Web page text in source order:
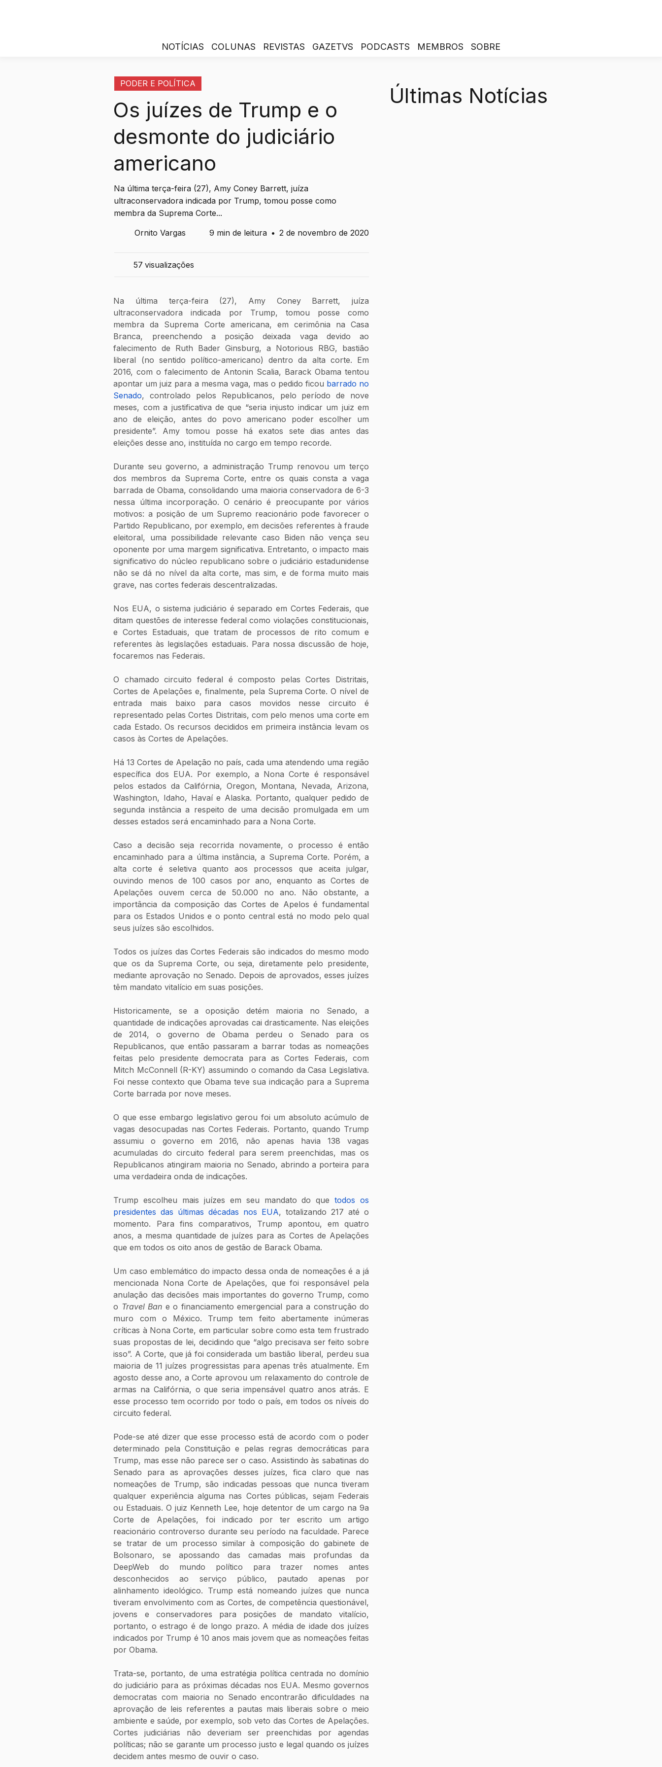
NOTÍCIAS COLUNAS REVISTAS GAZETVS PODCASTS MEMBROS SOBRE
PODER E POLÍTICA
Os juízes de Trump e o
desmonte do judiciário
americano
Na última terça-feira (27), Amy Coney Barrett, juíza
ultraconservadora indicada por Trump, tomou posse como
membra da Suprema Corte...
Ornito Vargas
9 min de leitura • 2 de novembro de 2020
57 visualizações
Na última terça-feira (27), Amy Coney Barrett, juíza
ultraconservadora indicada por Trump, tomou posse como
membra da Suprema Corte americana, em cerimônia na Casa
Branca, preenchendo a posição deixada vaga devido ao
falecimento de Ruth Bader Ginsburg, a Notorious RBG, bastião
liberal (no sentido político-americano) dentro da alta corte. Em
2016, com o falecimento de Antonin Scalia, Barack Obama tentou
apontar um juiz para a mesma vaga, mas o pedido ficou barrado no
Senado, controlado pelos Republicanos, pelo período de nove
meses, com a justificativa de que “seria injusto indicar um juiz em
ano de eleição, antes do povo americano poder escolher um
presidente”. Amy tomou posse há exatos sete dias antes das
eleições desse ano, instituída no cargo em tempo recorde.
Durante seu governo, a administração Trump renovou um terço
dos membros da Suprema Corte, entre os quais consta a vaga
barrada de Obama, consolidando uma maioria conservadora de 6-3
nessa última incorporação. O cenário é preocupante por vários
motivos: a posição de um Supremo reacionário pode favorecer o
Partido Republicano, por exemplo, em decisões referentes à fraude
eleitoral, uma possibilidade relevante caso Biden não vença seu
oponente por uma margem significativa. Entretanto, o impacto mais
significativo do núcleo republicano sobre o judiciário estadunidense
não se dá no nível da alta corte, mas sim, e de forma muito mais
grave, nas cortes federais descentralizadas.
Nos EUA, o sistema judiciário é separado em Cortes Federais, que
ditam questões de interesse federal como violações constitucionais,
e Cortes Estaduais, que tratam de processos de rito comum e
referentes às legislações estaduais. Para nossa discussão de hoje,
focaremos nas Federais.
O chamado circuito federal é composto pelas Cortes Distritais,
Cortes de Apelações e, finalmente, pela Suprema Corte. O nível de
entrada mais baixo para casos movidos nesse circuito é
representado pelas Cortes Distritais, com pelo menos uma corte em
cada Estado. Os recursos decididos em primeira instância levam os
casos às Cortes de Apelações.
Há 13 Cortes de Apelação no país, cada uma atendendo uma região
específica dos EUA. Por exemplo, a Nona Corte é responsável
pelos estados da Califórnia, Oregon, Montana, Nevada, Arizona,
Washington, Idaho, Havaí e Alaska. Portanto, qualquer pedido de
segunda instância a respeito de uma decisão promulgada em um
desses estados será encaminhado para a Nona Corte.
Caso a decisão seja recorrida novamente, o processo é então
encaminhado para a última instância, a Suprema Corte. Porém, a
alta corte é seletiva quanto aos processos que aceita julgar,
ouvindo menos de 100 casos por ano, enquanto as Cortes de
Apelações ouvem cerca de 50.000 no ano. Não obstante, a
importância da composição das Cortes de Apelos é fundamental
para os Estados Unidos e o ponto central está no modo pelo qual
seus juízes são escolhidos.
Todos os juízes das Cortes Federais são indicados do mesmo modo
que os da Suprema Corte, ou seja, diretamente pelo presidente,
mediante aprovação no Senado. Depois de aprovados, esses juízes
têm mandato vitalício em suas posições.
Historicamente, se a oposição detém maioria no Senado, a
quantidade de indicações aprovadas cai drasticamente. Nas eleições
de 2014, o governo de Obama perdeu o Senado para os
Republicanos, que então passaram a barrar todas as nomeações
feitas pelo presidente democrata para as Cortes Federais, com
Mitch McConnell (R-KY) assumindo o comando da Casa Legislativa.
Foi nesse contexto que Obama teve sua indicação para a Suprema
Corte barrada por nove meses.
O que esse embargo legislativo gerou foi um absoluto acúmulo de
vagas desocupadas nas Cortes Federais. Portanto, quando Trump
assumiu o governo em 2016, não apenas havia 138 vagas
acumuladas do circuito federal para serem preenchidas, mas os
Republicanos atingiram maioria no Senado, abrindo a porteira para
uma verdadeira onda de indicações.
Trump escolheu mais juízes em seu mandato do que todos os
presidentes das últimas décadas nos EUA, totalizando 217 até o
momento. Para fins comparativos, Trump apontou, em quatro
anos, a mesma quantidade de juízes para as Cortes de Apelações
que em todos os oito anos de gestão de Barack Obama.
Um caso emblemático do impacto dessa onda de nomeações é a já
mencionada Nona Corte de Apelações, que foi responsável pela
anulação das decisões mais importantes do governo Trump, como
o Travel Ban e o financiamento emergencial para a construção do
muro com o México. Trump tem feito abertamente inúmeras
críticas à Nona Corte, em particular sobre como esta tem frustrado
suas propostas de lei, decidindo que “algo precisava ser feito sobre
isso”. A Corte, que já foi considerada um bastião liberal, perdeu sua
maioria de 11 juízes progressistas para apenas três atualmente. Em
agosto desse ano, a Corte aprovou um relaxamento do controle de
armas na Califórnia, o que seria impensável quatro anos atrás. E
esse processo tem ocorrido por todo o país, em todos os níveis do
circuito federal.
Pode-se até dizer que esse processo está de acordo com o poder
determinado pela Constituição e pelas regras democráticas para
Trump, mas esse não parece ser o caso. Assistindo às sabatinas do
Senado para as aprovações desses juízes, fica claro que nas
nomeações de Trump, são indicadas pessoas que nunca tiveram
qualquer experiência alguma nas Cortes públicas, sejam Federais
ou Estaduais. O juiz Kenneth Lee, hoje detentor de um cargo na 9a
Corte de Apelações, foi indicado por ter escrito um artigo
reacionário controverso durante seu período na faculdade. Parece
se tratar de um processo similar à composição do gabinete de
Bolsonaro, se apossando das camadas mais profundas da
DeepWeb do mundo político para trazer nomes antes
desconhecidos ao serviço público, pautado apenas por
alinhamento ideológico. Trump está nomeando juízes que nunca
tiveram envolvimento com as Cortes, de competência questionável,
jovens e conservadores para posições de mandato vitalício,
portanto, o estrago é de longo prazo. A média de idade dos juízes
indicados por Trump é 10 anos mais jovem que as nomeações feitas
por Obama.
Trata-se, portanto, de uma estratégia política centrada no domínio
do judiciário para as próximas décadas nos EUA. Mesmo governos
democratas com maioria no Senado encontrarão dificuldades na
aprovação de leis referentes a pautas mais liberais sobre o meio
ambiente e saúde, por exemplo, sob veto das Cortes de Apelações.
Cortes judiciárias não deveriam ser preenchidas por agendas
políticas; não se garante um processo justo e legal quando os juízes
decidem antes mesmo de ouvir o caso.
Últimas Notícias